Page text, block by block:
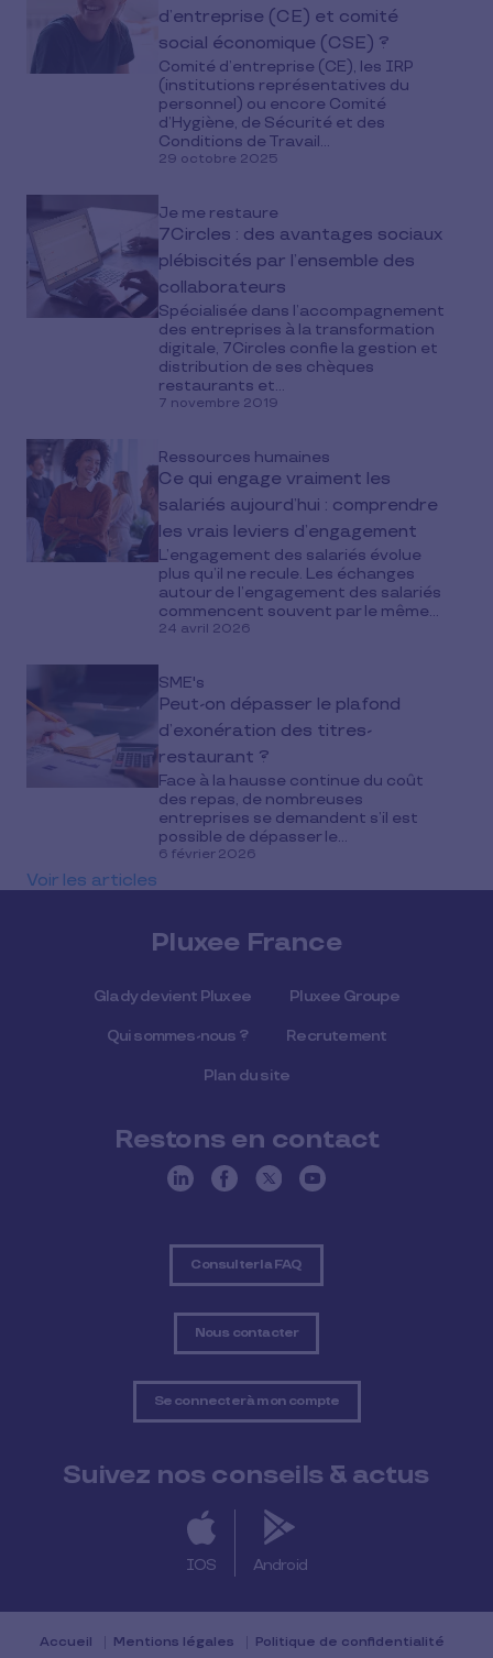
d’entreprise (CE) et comité
social économique (CSE) ?
Comité d’entreprise (CE), les IRP
(institutions représentatives du
personnel) ou encore Comité
d’Hygiène, de Sécurité et des
Conditions de Travail...
29 octobre 2025
Je me restaure
7Circles : des avantages sociaux
plébiscités par l’ensemble des
collaborateurs
Spécialisée dans l’accompagnement
des entreprises à la transformation
digitale, 7Circles confie la gestion et
distribution de ses chèques
restaurants et...
7 novembre 2019
Ressources humaines
Ce qui engage vraiment les
salariés aujourd’hui : comprendre
les vrais leviers d’engagement
L’engagement des salariés évolue
plus qu’il ne recule. Les échanges
autour de l’engagement des salariés
commencent souvent par le même...
24 avril 2026
SME's
Peut-on dépasser le plafond
d’exonération des titres-
restaurant ?
Face à la hausse continue du coût
des repas, de nombreuses
entreprises se demandent s’il est
possible de dépasser le...
6 février 2026
Voir les articles
Pluxee France
Glady devient Pluxee Pluxee Groupe
Qui sommes-nous ? Recrutement
Plan du site
Restons en contact
Consulter la FAQ
Nous contacter
Se connecter à mon compte
Suivez nos conseils & actus
IOS Android
Accueil Mentions légales Politique de confidentialité